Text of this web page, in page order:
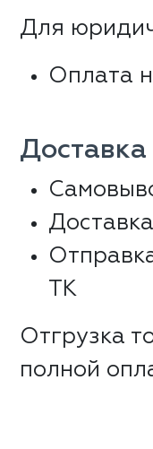
Для
Оплата
Доставка
ТК
Отгрузка
полной